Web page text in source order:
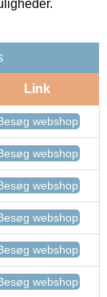
Link
webshop
webshop
webshop
webshop
webshop
webshop